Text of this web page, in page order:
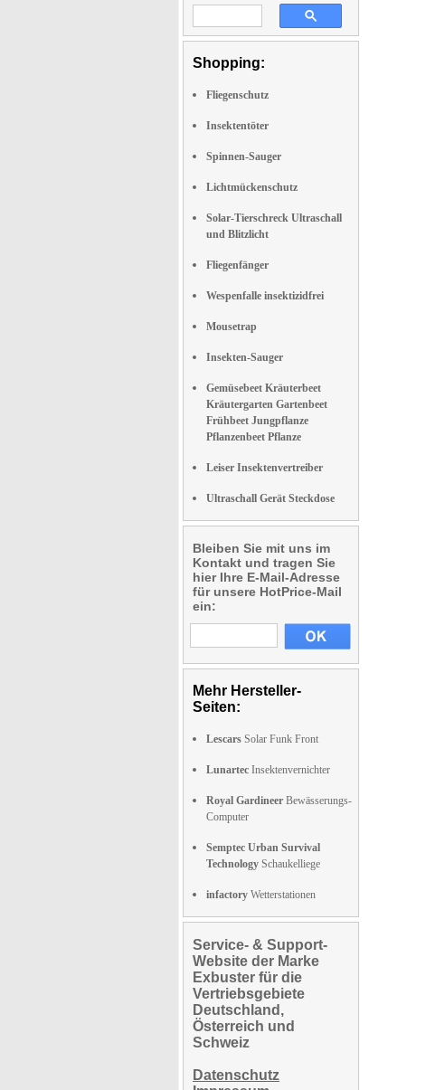
Shopping:
Fliegenschutz
Insektentöter
Spinnen-Sauger
Lichtmückenschutz
Solar-Tierschreck Ultraschall
und Blitzlicht
Fliegenfänger
Wespenfalle insektizidfrei
Mousetrap
Insekten-Sauger
Gemüsebeet Kräuterbeet
Kräutergarten Gartenbeet
Frühbeet Jungpflanze
Pflanzenbeet Pflanze
Leiser Insektenvertreiber
Ultraschall Gerät Steckdose
Bleiben Sie mit uns im
Kontakt und tragen Sie
hier Ihre E-Mail-Adresse
für unsere HotPrice-Mail
ein:
Mehr Hersteller-
Seiten:
Lescars Solar Funk Front
Lunartec Insektenvernichter
Royal Gardineer Bewässerungs-
Computer
Semptec Urban Survival
Technology Schaukelliege
infactory Wetterstationen
Service- & Support-
Website der Marke
Exbuster für die
Vertriebsgebiete
Deutschland,
Österreich und
Schweiz
Datenschutz